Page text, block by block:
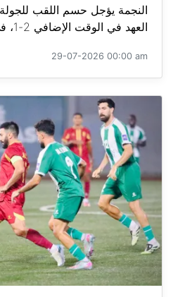
النجمة يؤجل حسم اللقب
العهد في الوقت الإضافي 2-1، في الجولة ال...
29-07-2026 00:00 am